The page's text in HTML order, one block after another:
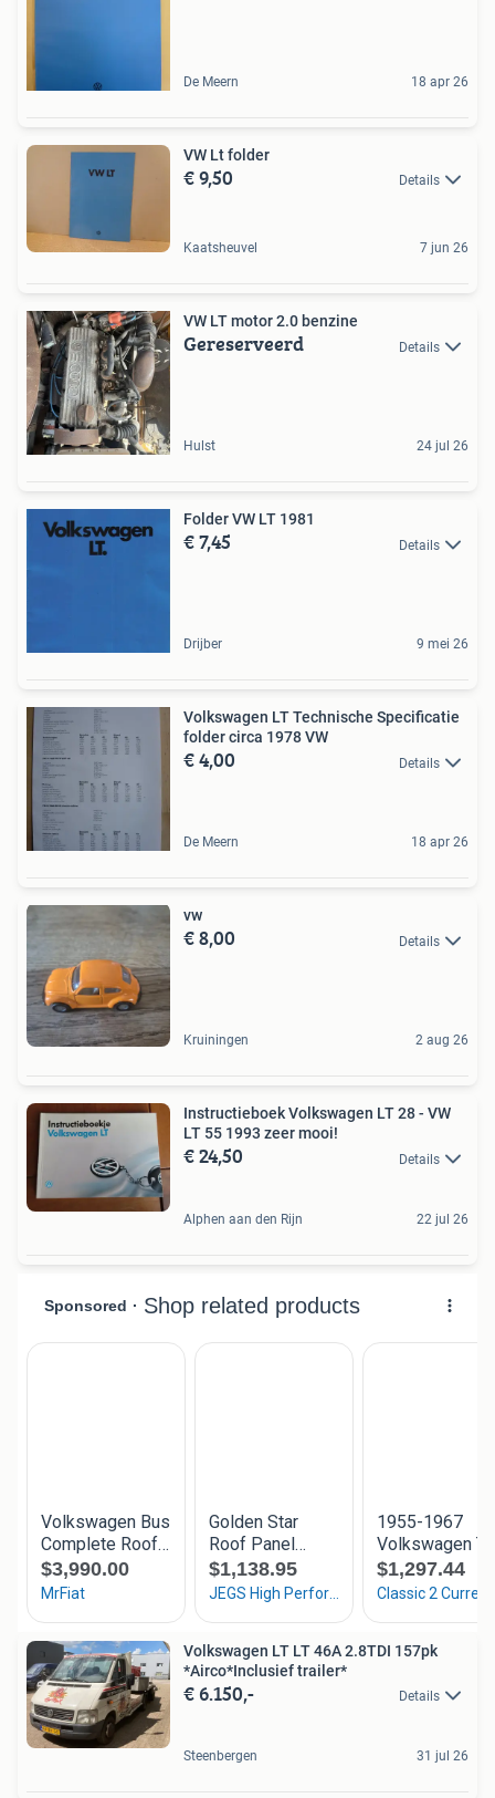
De Meern 18 apr 26
VW Lt folder
€ 9,50 Details
Kaatsheuvel 7 jun 26
VW LT motor 2.0 benzine
Gereserveerd Details
Hulst 24 jul 26
Folder VW LT 1981
€ 7,45 Details
Drijber 9 mei 26
Volkswagen LT Technische Specificatie
folder circa 1978 VW
€ 4,00 Details
De Meern 18 apr 26
vw
€ 8,00 Details
Kruiningen 2 aug 26
Instructieboek Volkswagen LT 28 - VW
LT 55 1993 zeer mooi!
€ 24,50 Details
Alphen aan den Rijn 22 jul 26
Volkswagen LT LT 46A 2.8TDI 157pk
*Airco*Inclusief trailer*
€ 6.150,- Details
Steenbergen 31 jul 26